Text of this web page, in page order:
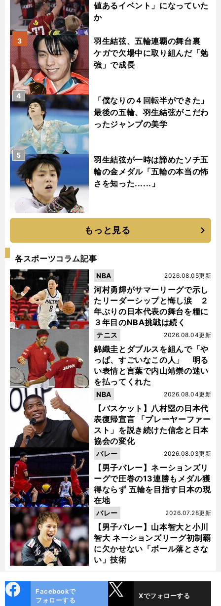
値あるイベント」になっていた
か
羽生結弦、五輪連覇の舞台裏
ケガで欠場中に取り組んだ「勉
強」で成長
3
「僕なりの４回転半ができた」
最後の五輪、羽生結弦がこだわ
ったジャンプの美学
4
羽生結弦が一時は諦めたソチ五
輪の金メダル「五輪の本当の怖
さを知った......」
5
もっと見る
各スポーツコラム記事
河村勇輝がサマーリーグで示し
たリーダーシップと悔し涙 ２
年ぶりの日本代表の舞台を糧に
３年目のNBA挑戦は続く
2026.08.05更新
NBA
錦織圭とダブルスを組んで「や
っぱ、すごいなこの人」 明る
い表情と言葉で内山靖崇の迷い
を払ってくれた
2026.08.04更新
テニス
【バスケット】八村塁の日本代
表復帰宣言 「プレーヤーファー
スト」を説き続けた信念と日本
協会の変化
2026.08.04更新
NBA
【男子バレー】ネーションズリ
ーグで圧巻の13連勝もメダル獲
得ならず 五輪を目指す日本の現
在地
2026.08.03更新
バレー
【男子バレー】山本智大と小川
智大 ネーションズリーグ初制覇
に欠かせない「ボール落とさな
い」技術
2026.07.28更新
バレー
ok
Facebookで
フォローする
Xでフォローする